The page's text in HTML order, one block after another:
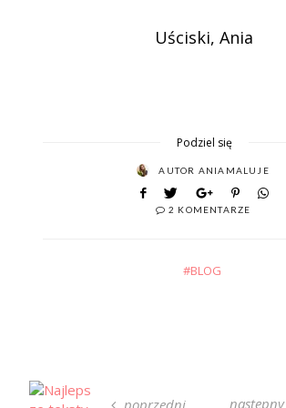
Uściski, Ania
Podziel się
AUTOR ANIAMALUJE
2 KOMENTARZE
BLOG
poprzedni następny